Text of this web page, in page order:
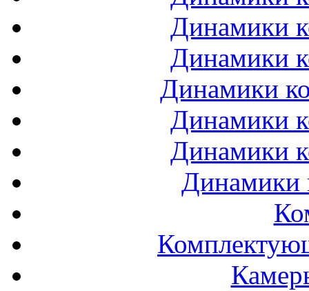
Динамики
Динамики
Динамики
Динамики
Динамики
Динамики